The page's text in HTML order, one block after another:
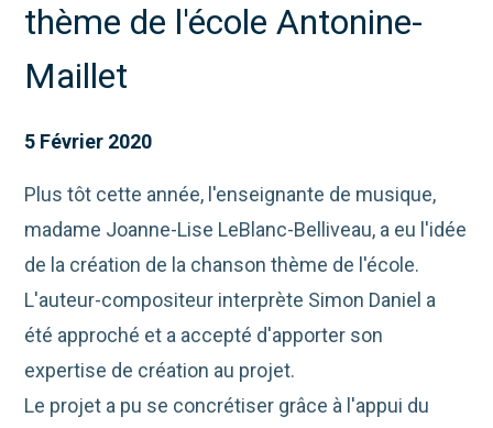
thème de l'école Antonine-
Maillet
5 Février 2020
Plus tôt cette année, l'enseignante de musique,
madame Joanne-Lise LeBlanc-Belliveau, a eu l'idée
de la création de la chanson thème de l'école.
L'auteur-compositeur interprète Simon Daniel a
été approché et a accepté d'apporter son
expertise de création au projet.
Le projet a pu se concrétiser grâce à l'appui du